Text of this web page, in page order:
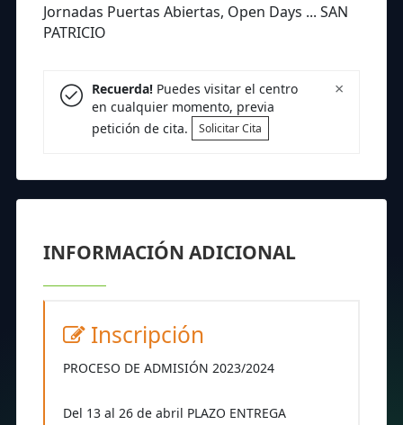
Jornadas Puertas Abiertas, Open Days ... SAN
PATRICIO
×
Recuerda!Puedes visitar el centro
en cualquier momento, previa
petición de cita.
Solicitar Cita
INFORMACIÓN ADICIONAL
Inscripción
PROCESO DE ADMISIÓN 2023/2024
Del 13 al 26 de abril PLAZO ENTREGA